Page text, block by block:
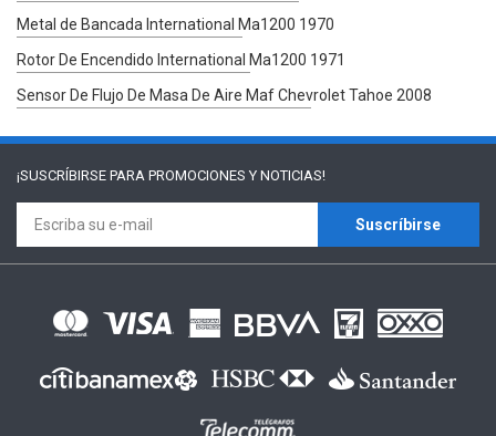
Metal de Bancada International Ma1200 1970
Rotor De Encendido International Ma1200 1971
Sensor De Flujo De Masa De Aire Maf Chevrolet Tahoe 2008
¡SUSCRÍBIRSE PARA PROMOCIONES Y NOTICIAS!
Suscríbirse